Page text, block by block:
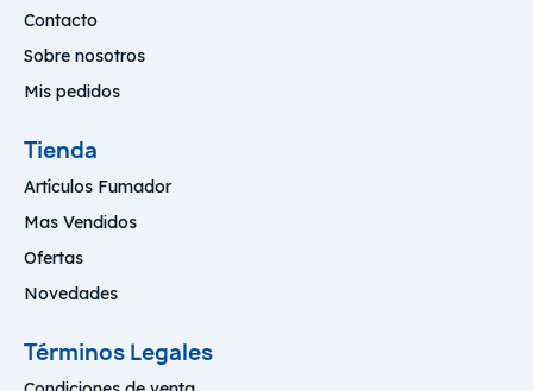
Contacto
Sobre nosotros
Mis pedidos
Tienda
Artículos Fumador
Mas Vendidos
Ofertas
Novedades
Términos Legales